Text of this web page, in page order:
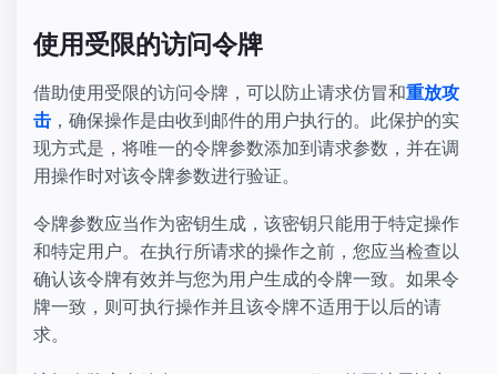
使用受限的访问令牌
借助使用受限的访问令牌，可以防止请求仿冒和重放攻
击 ，确保操作是由收到邮件的用户执行的。此保护的实
现方式是，将唯一的令牌参数添加到请求参数，并在调
用操作时对该令牌参数进行验证。
令牌参数应当作为密钥生成，该密钥只能用于特定操作
和特定用户。在执行所请求的操作之前，您应当检查以
确认该令牌有效并与您为用户生成的令牌一致。如果令
牌一致，则可执行操作并且该令牌不适用于以后的请
求。